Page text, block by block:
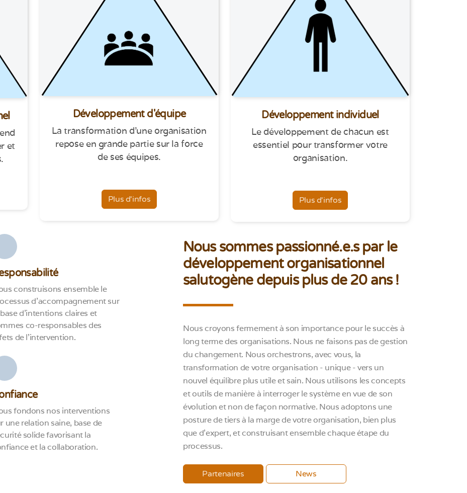
et
Développement d'équipe
La transformation d'une organisation
repose en grande partie sur la force
de ses équipes.
Plus d'infos
Développement individuel
Le développement de chacun est
essentiel pour transformer votre
organisation.
Plus d'infos
construisons ensemble le
d’accompagnement sur
d’intentions claires et
co-responsables des
de l’intervention.
fondons nos interventions
une relation saine, base de
solide favorisant la
et la collaboration.
Nous sommes passionné.e.s par le
développement organisationnel
salutogène depuis plus de 20 ans !
Nous croyons fermement à son importance pour le succès à
long terme des organisations. Nous ne faisons pas de gestion
du changement. Nous orchestrons, avec vous, la
transformation de votre organisation - unique - vers un
nouvel équilibre plus utile et sain. Nous utilisons les concepts
et outils de manière à interroger le système en vue de son
évolution et non de façon normative. Nous adoptons une
posture de tiers à la marge de votre organisation, bien plus
que d’expert, et construisant ensemble chaque étape du
processus.
Partenaires News